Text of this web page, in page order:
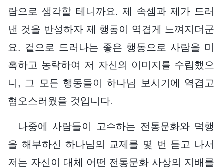
람으로 생각할 테니까요. 제 속셈과 제가 드러
낸 것을 반성하자 제 행동이 역겹게 느껴지더군
요. 겉으로 드러나는 좋은 행동으로 사람을 미
혹하고 농락하여 저 자신의 이미지를 수립했으
니, 그 모든 행동들이 하나님 보시기에 역겹고
혐오스러웠을 것입니다.
나중에 사람들이 고수하는 전통문화와 덕행
을 해부하신 하나님의 교제를 몇 번 듣고 나서
저는 자신이 대체 어떤 전통문화 사상의 지배를